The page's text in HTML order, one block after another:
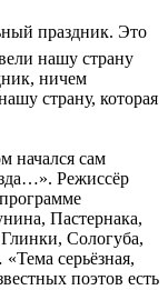
праздник. Это
нашу страну
ничем
страну, которая
начался сам
Режиссёр
Пастернака,
Сологуба,
серьёзная,
поэтов есть